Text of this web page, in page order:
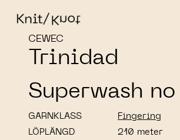
CEWEC
Trinidad
Superwash
GARNKLASS
Fingering
LÖPLÄNGD
210 meter